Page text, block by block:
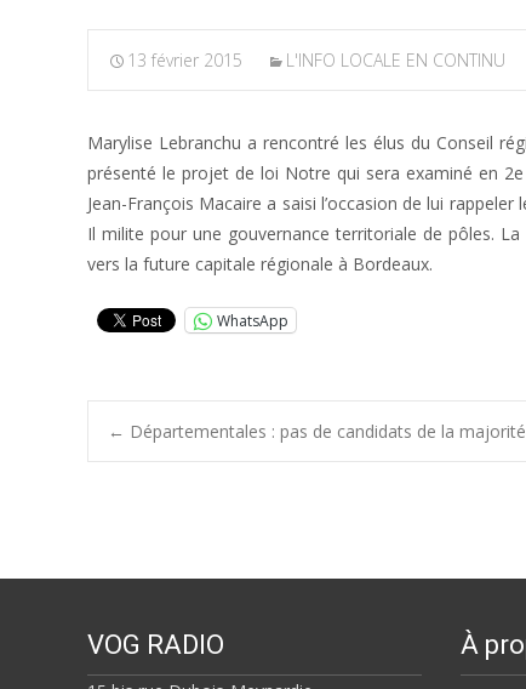
13 février 2015 L'INFO LOCALE EN CONTINU
Marylise Lebranchu a rencontré les élus du Conseil
présenté le projet de loi Notre qui sera examiné en
Jean-François Macaire a saisi l’occasion de lui
Il milite pour une gouvernance territoriale de pôles.
vers la future capitale régionale à Bordeaux.
WhatsApp
Post
← Départementales : pas de candidats de la majorité
VOG RADIO À